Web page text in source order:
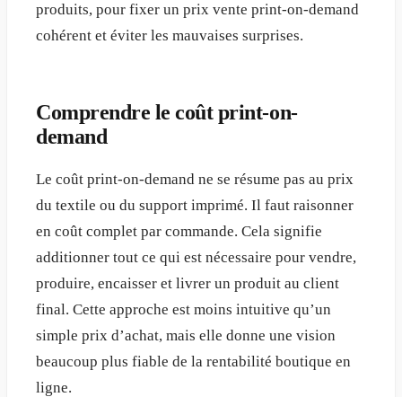
produits, pour fixer un prix vente print-on-demand
cohérent et éviter les mauvaises surprises.
Comprendre le coût print-on-
demand
Le coût print-on-demand ne se résume pas au prix
du textile ou du support imprimé. Il faut raisonner
en coût complet par commande. Cela signifie
additionner tout ce qui est nécessaire pour vendre,
produire, encaisser et livrer un produit au client
final. Cette approche est moins intuitive qu’un
simple prix d’achat, mais elle donne une vision
beaucoup plus fiable de la rentabilité boutique en
ligne.